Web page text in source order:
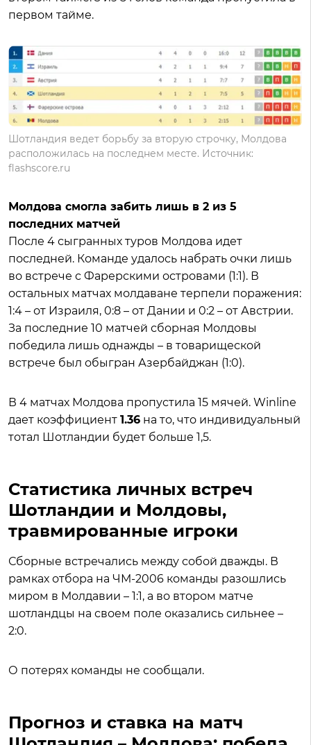
первом тайме.
Шотландия ведет борьбу за вторую строчку, Молдова
расположилась на последнем месте. Источник:
flashscore.ru
Молдова смогла забить лишь в 2 из 5
последних матчей
После 4 сыгранных туров Молдова идет
последней. Команде удалось набрать очки лишь
во встрече с Фарерскими островами (1:1). В
остальных матчах молдаване терпели поражения:
1:4 – от Израиля, 0:8 – от Дании и 0:2 – от Австрии.
За последние 10 матчей сборная Молдовы
победила лишь однажды – в товарищеской
встрече был обыгран Азербайджан (1:0).
В 4 матчах Молдова пропустила 15 мячей. Winline
дает коэффициент 1.36 на то, что индивидуальный
тотал Шотландии будет больше 1,5.
Статистика личных встреч
Шотландии и Молдовы,
травмированные игроки
Сборные встречались между собой дважды. В
рамках отбора на ЧМ-2006 команды разошлись
миром в Молдавии – 1:1, а во втором матче
шотландцы на своем поле оказались сильнее –
2:0.
О потерях команды не сообщали.
Прогноз и ставка на матч